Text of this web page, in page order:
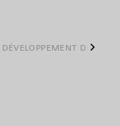
DÉVELOPPEMENT DURABLE